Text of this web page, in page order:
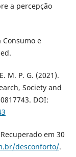
a percepção
Consumo e
M. P. G. (2021).
Society and
DOI:
em 30
desconforto/.